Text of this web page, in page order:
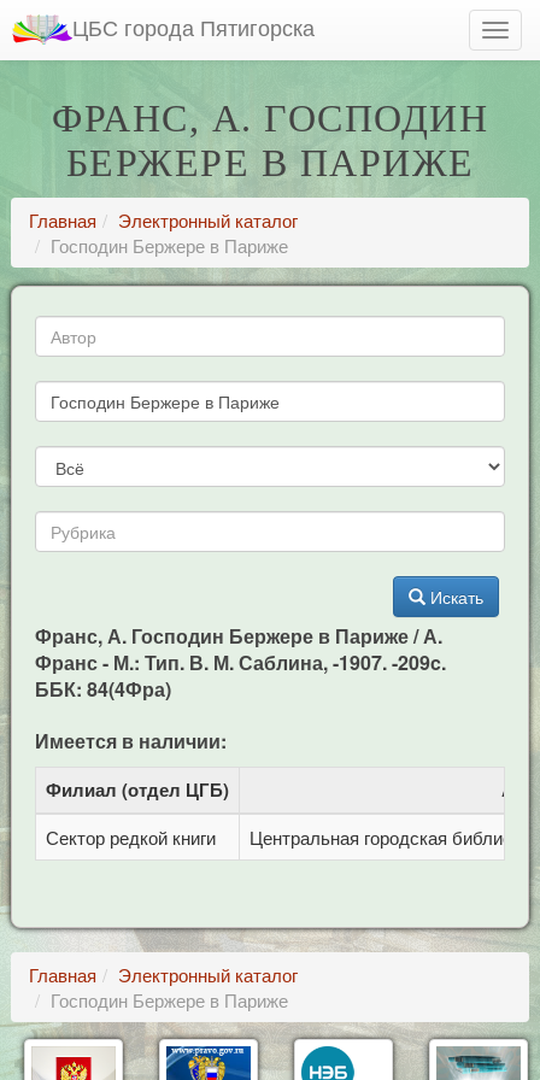
ЦБС города Пятигорска
ФРАНС, А. ГОСПОДИН
БЕРЖЕРЕ В ПАРИЖЕ
Главная
Электронный каталог
Господин Бержере в Париже
Искать
Франс, А. Господин Бержере в Париже / А.
Франс - М.: Тип. В. М. Саблина, -1907. -209c.
ББК: 84(4Фра)
Имеется в наличии:
Филиал (отдел ЦГБ)
Сектор редкой книги Центральная городская
Главная
Электронный каталог
Господин Бержере в Париже